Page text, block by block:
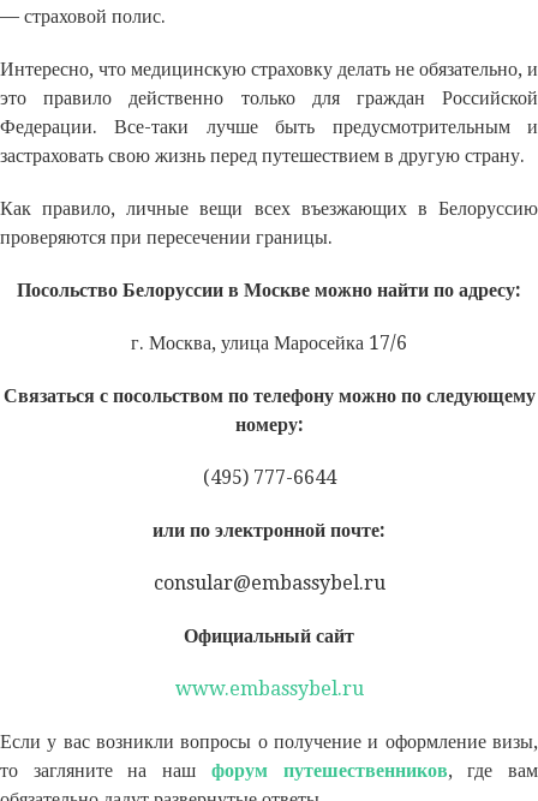
— страховой полис.
Интересно, что медицинскую страховку делать не обязательно, и
это правило действенно только для граждан Российской
Федерации. Все-таки лучше быть предусмотрительным и
застраховать свою жизнь перед путешествием в другую страну.
Как правило, личные вещи всех въезжающих в Белоруссию
проверяются при пересечении границы.
Посольство Белоруссии в Москве можно найти по адресу:
г. Москва, улица Маросейка 17/6
Связаться с посольством по телефону можно по следующему
номеру:
(495) 777-6644
или по электронной почте:
consular@embassybel.ru
Официальный сайт
www.embassybel.ru
Если у вас возникли вопросы о получение и оформление визы,
то загляните на наш форум путешественников, где вам